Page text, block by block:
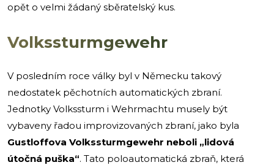
opět o velmi žádaný sběratelský kus.
Volkssturmgewehr
V posledním roce války byl v Německu takový
nedostatek pěchotních automatických zbraní.
Jednotky Volkssturm i Wehrmachtu musely být
vybaveny řadou improvizovaných zbraní, jako byla
Gustloffova Volkssturmgewehr neboli „lidová
útočná puška“. Tato poloautomatická zbraň, která